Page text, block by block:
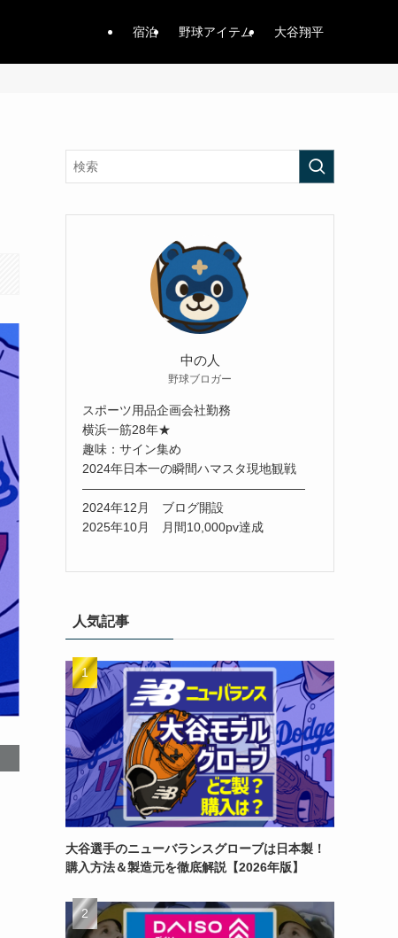
宿泊 野球アイテム 大谷翔平
中の人
野球ブロガー
スポーツ用品企画会社勤務
横浜一筋28年★
趣味：サイン集め
2024年日本一の瞬間ハマスタ現地観戦
――――――――――――――――――
2024年12月 ブログ開設
2025年10月 月間10,000pv達成
人気記事
大谷選手のニューバランスグローブは日本製！
購入方法＆製造元を徹底解説【2026年版】